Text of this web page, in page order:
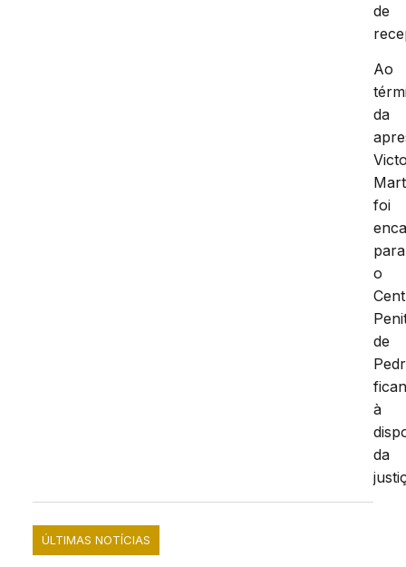
de
Ao
da
foi
para
o
de
à
da
ÚLTIMAS NOTÍCIAS